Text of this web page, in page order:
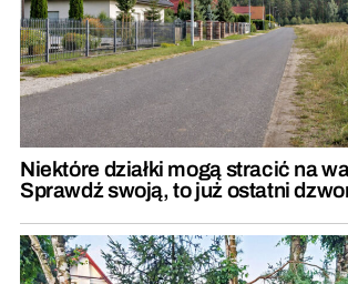
Niektóre działki mogą stracić na
Sprawdź swoją, to już ostatni